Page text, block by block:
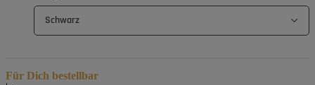
Schwarz
Für Dich bestellbar